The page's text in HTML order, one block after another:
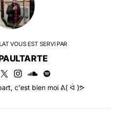
VOUS EST SERVI PAR
c'est bien moi ᕕ( ᐛ )ᕗ